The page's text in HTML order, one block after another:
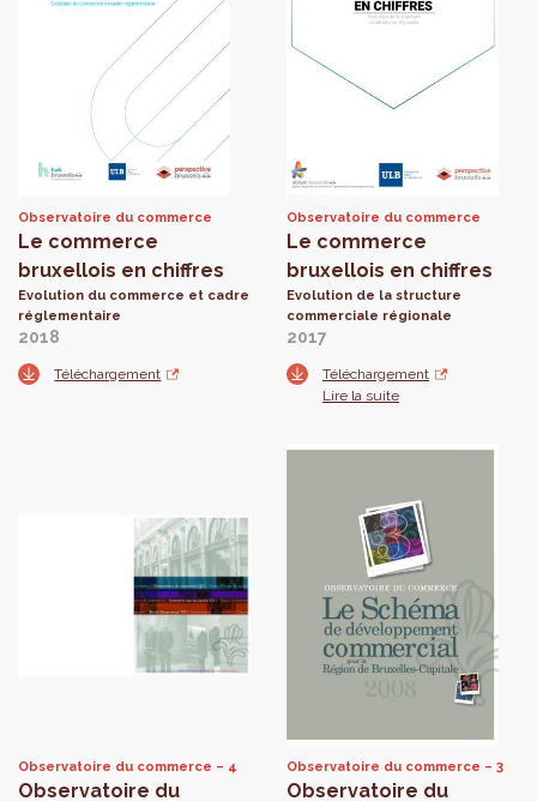
Observatoire du commerce
Le commerce
bruxellois en chiffres
Evolution du commerce et cadre
réglementaire
2018
Téléchargement
Observatoire du commerce
Le commerce
bruxellois en chiffres
Evolution de la structure
commerciale régionale
2017
Téléchargement
Lire la suite
Observatoire du commerce 4
Observatoire du
Observatoire du commerce 3
Observatoire du